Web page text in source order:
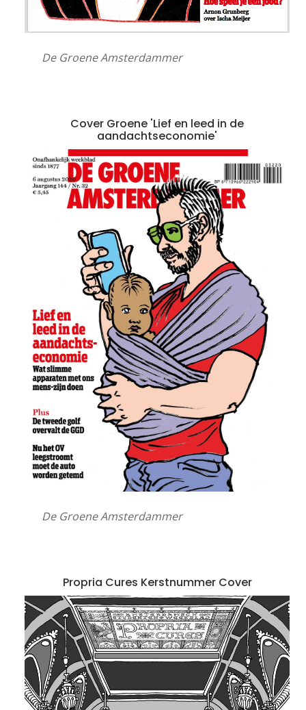
De Groene Amsterdammer
Cover Groene 'Lief en leed in de
aandachtseconomie'
De Groene Amsterdammer
Propria Cures Kerstnummer Cover